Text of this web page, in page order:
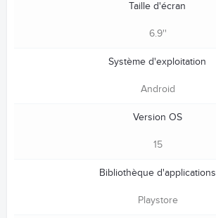
Taille d'écran
6.9''
Système d'exploitation
Android
Version OS
15
Bibliothèque d'applications
Playstore